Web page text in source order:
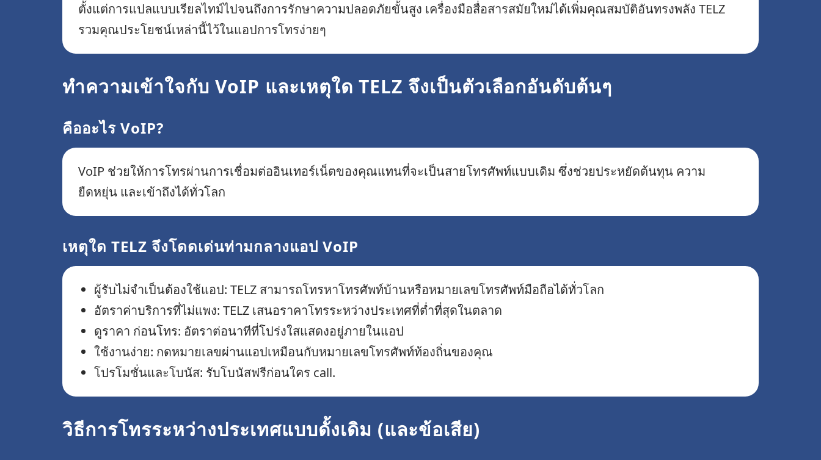
ตั้งแต่การแปลแบบเรียลไทม์ไปจนถึงการรักษาความปลอดภัยขั้นสูง เครื่องมือสื่อสารสมัยใหม่ได้เพิ่มคุณสมบัติอันทรงพลัง TELZ
รวมคุณประโยชน์เหล่านี้ไว้ในแอปการโทรง่ายๆ
ทำความเข้าใจกับ VoIP และเหตุใด TELZ จึงเป็นตัวเลือกอันดับต้นๆ
คืออะไร VoIP?
VoIP ช่วยให้การโทรผ่านการเชื่อมต่ออินเทอร์เน็ตของคุณแทนที่จะเป็นสายโทรศัพท์แบบเดิม ซึ่งช่วยประหยัดต้นทุน ความ
ยืดหยุ่น และเข้าถึงได้ทั่วโลก
เหตุใด TELZ จึงโดดเด่นท่ามกลางแอป VoIP
ผู้รับไม่จำเป็นต้องใช้แอป: TELZ สามารถโทรหาโทรศัพท์บ้านหรือหมายเลขโทรศัพท์มือถือได้ทั่วโลก
อัตราค่าบริการที่ไม่แพง: TELZ เสนอราคาโทรระหว่างประเทศที่ต่ำที่สุดในตลาด
ดูราคา ก่อนโทร: อัตราต่อนาทีที่โปร่งใสแสดงอยู่ภายในแอป
ใช้งานง่าย: กดหมายเลขผ่านแอปเหมือนกับหมายเลขโทรศัพท์ท้องถิ่นของคุณ
โปรโมชั่นและโบนัส: รับโบนัสฟรีก่อนใคร call.
วิธีการโทรระหว่างประเทศแบบดั้งเดิม (และข้อเสีย)